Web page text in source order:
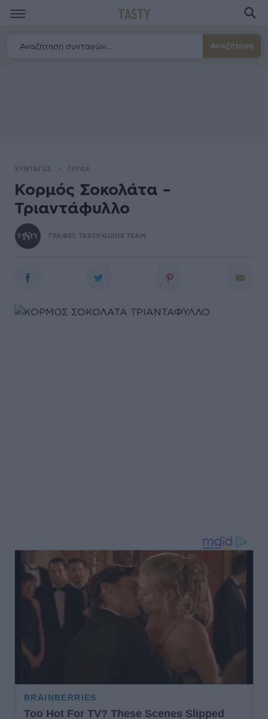
TASTY
Αναζήτηση
ΣΥΝΤΑΓΕΣ ΓΛΥΚΑ
Κορμός Σοκολάτα –
Τριαντάφυλλο
ΓΡΑΦΕΙ: TASTY-GUIDE TEAM